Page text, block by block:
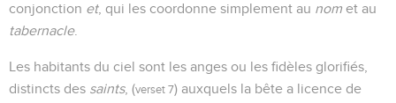
conjonction et, qui les coordonne simplement au nom et au
tabernacle.
Les habitants du ciel sont les anges ou les fidèles glorifiés,
distincts des saints, (verset 7) auxquels la bête a licence de